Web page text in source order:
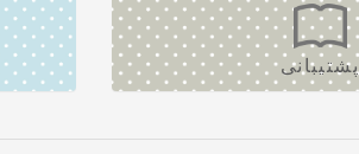
پشتیبانی